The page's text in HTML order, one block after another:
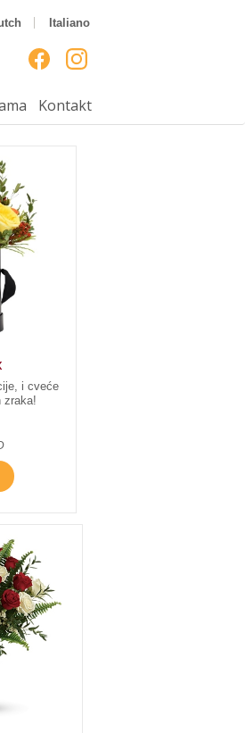
Venčanja
Uputstvo
Italiano
Kontakt
i cveće
zraka!